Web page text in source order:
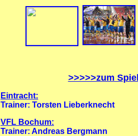
>>>>>zum
Eintracht:
Trainer: Torsten Lieberknecht
VFL Bochum:
Trainer: Andreas Bergmann